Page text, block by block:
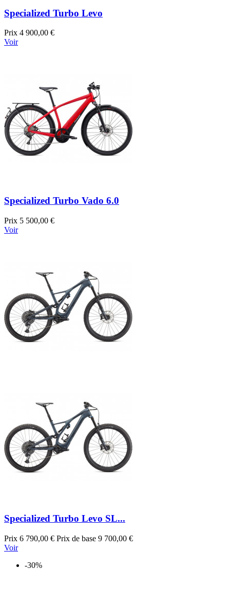
Specialized Turbo Levo
Prix 4 900,00 €
Voir
Specialized Turbo Vado 6.0
Prix 5 500,00 €
Voir
Specialized Turbo Levo SL...
Prix 6 790,00 € Prix de base 9 700,00 €
Voir
-30%